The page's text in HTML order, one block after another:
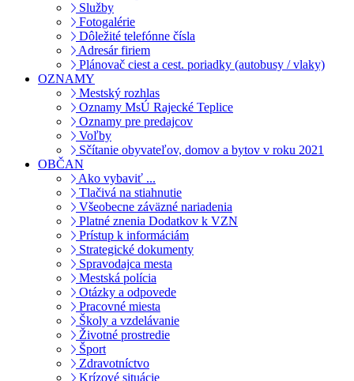
Služby
Fotogalérie
Dôležité telefónne čísla
Adresár firiem
Plánovač ciest a cest. poriadky (autobusy / vlaky)
OZNAMY
Mestský rozhlas
Oznamy MsÚ Rajecké Teplice
Oznamy pre predajcov
Voľby
Sčítanie obyvateľov, domov a bytov v roku 2021
OBČAN
Ako vybaviť ...
Tlačivá na stiahnutie
Všeobecne záväzné nariadenia
Platné znenia Dodatkov k VZN
Prístup k informáciám
Strategické dokumenty
Spravodajca mesta
Mestská polícia
Otázky a odpovede
Pracovné miesta
Školy a vzdelávanie
Životné prostredie
Šport
Zdravotníctvo
Krízové situácie